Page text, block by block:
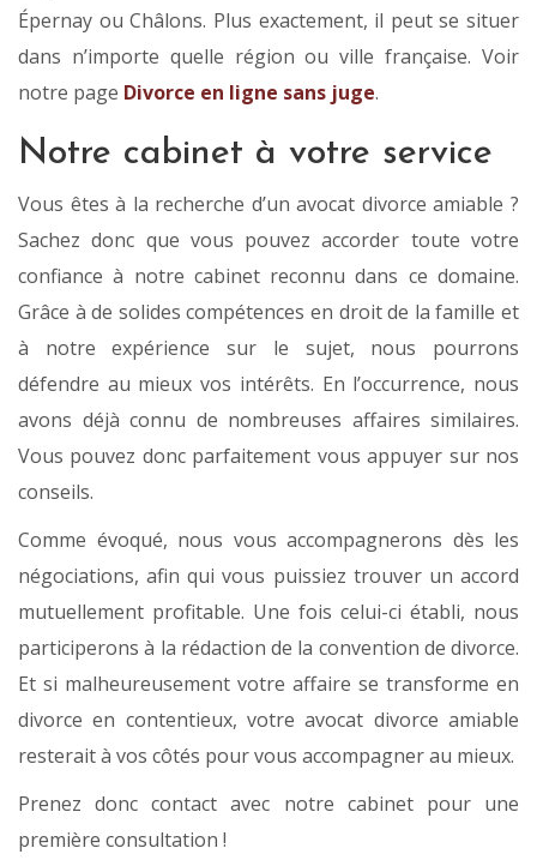
Épernay ou Châlons. Plus exactement, il peut se situer
dans n’importe quelle région ou ville française. Voir
notre page Divorce en ligne sans juge.
Notre cabinet à votre service
Vous êtes à la recherche d’un avocat divorce amiable ?
Sachez donc que vous pouvez accorder toute votre
confiance à notre cabinet reconnu dans ce domaine.
Grâce à de solides compétences en droit de la famille et
à notre expérience sur le sujet, nous pourrons
défendre au mieux vos intérêts. En l’occurrence, nous
avons déjà connu de nombreuses affaires similaires.
Vous pouvez donc parfaitement vous appuyer sur nos
conseils.
Comme évoqué, nous vous accompagnerons dès les
négociations, afin qui vous puissiez trouver un accord
mutuellement profitable. Une fois celui-ci établi, nous
participerons à la rédaction de la convention de divorce.
Et si malheureusement votre affaire se transforme en
divorce en contentieux, votre avocat divorce amiable
resterait à vos côtés pour vous accompagner au mieux.
Prenez donc contact avec notre cabinet pour une
première consultation !